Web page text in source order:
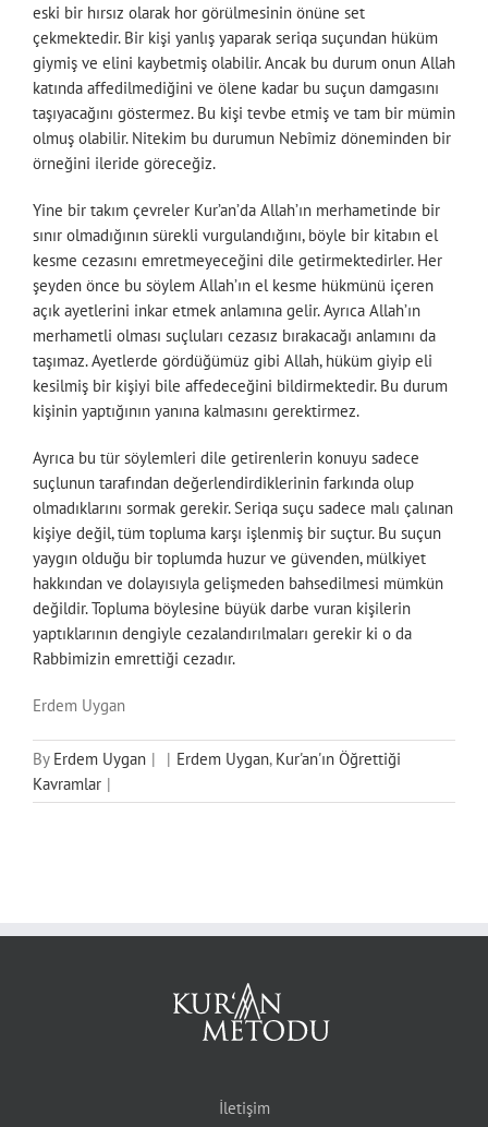
eski bir hırsız olarak hor görülmesinin önüne set
çekmektedir. Bir kişi yanlış yaparak seriqa suçundan hüküm
giymiş ve elini kaybetmiş olabilir. Ancak bu durum onun Allah
katında affedilmediğini ve ölene kadar bu suçun damgasını
taşıyacağını göstermez. Bu kişi tevbe etmiş ve tam bir mümin
olmuş olabilir. Nitekim bu durumun Nebîmiz döneminden bir
örneğini ileride göreceğiz.
Yine bir takım çevreler Kur’an’da Allah’ın merhametinde bir
sınır olmadığının sürekli vurgulandığını, böyle bir kitabın el
kesme cezasını emretmeyeceğini dile getirmektedirler. Her
şeyden önce bu söylem Allah’ın el kesme hükmünü içeren
açık ayetlerini inkar etmek anlamına gelir. Ayrıca Allah’ın
merhametli olması suçluları cezasız bırakacağı anlamını da
taşımaz. Ayetlerde gördüğümüz gibi Allah, hüküm giyip eli
kesilmiş bir kişiyi bile affedeceğini bildirmektedir. Bu durum
kişinin yaptığının yanına kalmasını gerektirmez.
Ayrıca bu tür söylemleri dile getirenlerin konuyu sadece
suçlunun tarafından değerlendirdiklerinin farkında olup
olmadıklarını sormak gerekir. Seriqa suçu sadece malı çalınan
kişiye değil, tüm topluma karşı işlenmiş bir suçtur. Bu suçun
yaygın olduğu bir toplumda huzur ve güvenden, mülkiyet
hakkından ve dolayısıyla gelişmeden bahsedilmesi mümkün
değildir. Topluma böylesine büyük darbe vuran kişilerin
yaptıklarının dengiyle cezalandırılmaları gerekir ki o da
Rabbimizin emrettiği cezadır.
Erdem Uygan
By Erdem Uygan | | Erdem Uygan, Kur'an'ın Öğrettiği
Kavramlar |
İletişim